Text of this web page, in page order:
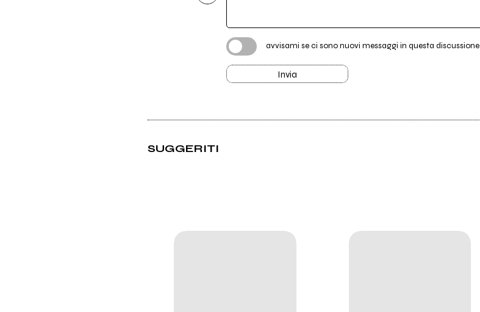
avvisami se ci sono nuovi messaggi in questa discussione
Invia
SUGGERITI